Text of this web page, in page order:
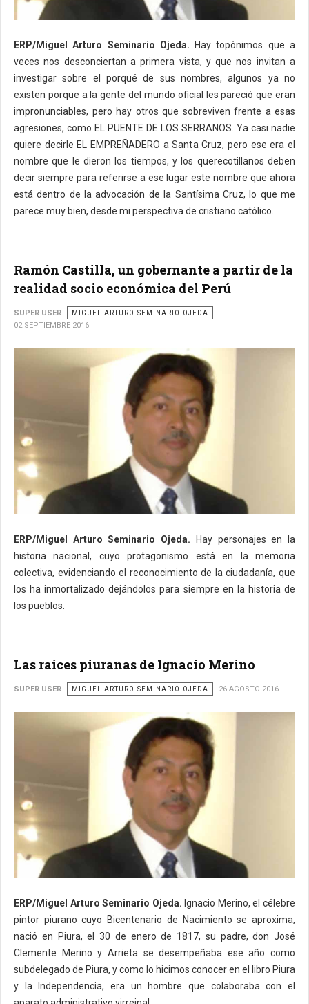
ERP/Miguel Arturo Seminario Ojeda.
Hay topónimos que a
veces nos desconciertan a primera vista, y que nos invitan a
investigar sobre el porqué de sus nombres, algunos ya no
existen porque a la gente del mundo oficial les pareció que eran
impronunciables, pero hay otros que sobreviven frente a esas
agresiones, como EL PUENTE DE LOS SERRANOS. Ya casi nadie
quiere decirle EL EMPREÑADERO a Santa Cruz, pero ese era el
nombre que le dieron los tiempos, y los querecotillanos deben
decir siempre para referirse a ese lugar este nombre que ahora
está dentro de la advocación de la Santísima Cruz, lo que me
parece muy bien, desde mi perspectiva de cristiano católico.
Ramón Castilla, un gobernante a partir de la
realidad socio económica del Perú
SUPER USER
MIGUEL ARTURO SEMINARIO OJEDA
02 SEPTIEMBRE 2016
ERP/Miguel Arturo Seminario Ojeda.
Hay personajes en la
historia nacional, cuyo protagonismo está en la memoria
colectiva, evidenciando el reconocimiento de la ciudadanía, que
los ha inmortalizado dejándolos para siempre en la historia de
los pueblos.
Las raíces piuranas de Ignacio Merino
SUPER USER MIGUEL ARTURO SEMINARIO OJEDA 26 AGOSTO 2016
ERP/Miguel Arturo Seminario Ojeda. Ignacio Merino, el célebre
pintor piurano cuyo Bicentenario de Nacimiento se aproxima,
nació en Piura, el 30 de enero de 1817, su padre, don José
Clemente Merino y Arrieta se desempeñaba ese año como
subdelegado de Piura, y como lo hicimos conocer en el libro Piura
y la Independencia, era un hombre que colaboraba con el